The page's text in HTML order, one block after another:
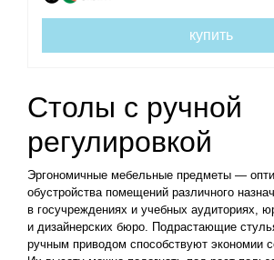
купить
Столы с ручной
регулировкой
Эргономичные мебельные предметы ―
обустройства помещений различного
в госучреждениях и учебных аудиториях,
и дизайнерских бюро. Подрастающие
ручным приводом способствуют экономии